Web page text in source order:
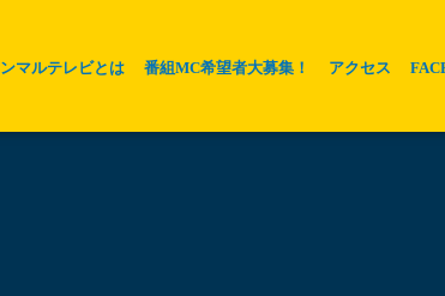
マルテレビとは 番組MC希望者大募集！ アクセス